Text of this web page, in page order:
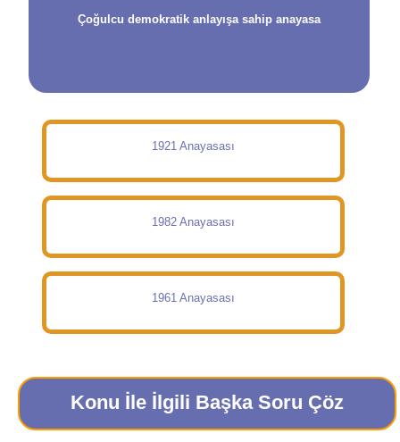
Çoğulcu demokratik anlayışa sahip anayasa
1921 Anayasası
1982 Anayasası
1961 Anayasası
Konu İle İlgili Başka Soru Çöz